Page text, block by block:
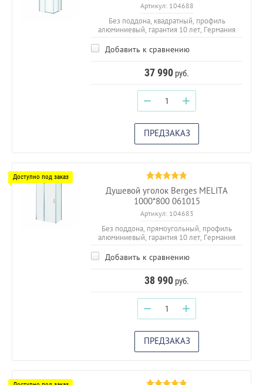
Артикул:104688
Без поддона, квадратный, профиль
алюминиевый, гарантия 10 лет, Германия
Добавить к сравнению
37 990 руб.
− +
ПРЕДЗАКАЗ
Душевой уголок Berges MELITA
1000*800 061015
Артикул:104683
Без поддона, прямоугольный, профиль
алюминиевый, гарантия 10 лет, Германия
Добавить к сравнению
38 990 руб.
− +
ПРЕДЗАКАЗ